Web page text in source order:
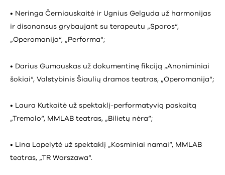
• Neringa Černiauskaitė ir Ugnius Gelguda už harmonijas
ir disonansus grybaujant su terapeutu „Sporos“,
„Operomanija“, „Performa“;
• Darius Gumauskas už dokumentinę fikciją „Anoniminiai
šokiai“, Valstybinis Šiaulių dramos teatras, „Operomanija“;
• Laura Kutkaitė už spektaklį-performatyvią paskaitą
„Tremolo“, MMLAB teatras, „Bilietų nėra“;
• Lina Lapelytė už spektaklį „Kosminiai namai“, MMLAB
teatras, „TR Warszawa“.